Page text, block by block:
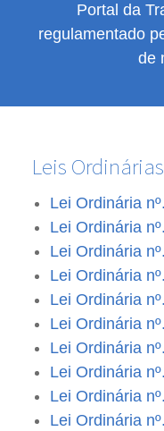
Portal da
regulamentado
de
Leis
Lei Ordinária
Lei Ordinária
Lei Ordinária
Lei Ordinária
Lei Ordinária
Lei Ordinária
Lei Ordinária
Lei Ordinária
Lei Ordinária
Lei Ordinária